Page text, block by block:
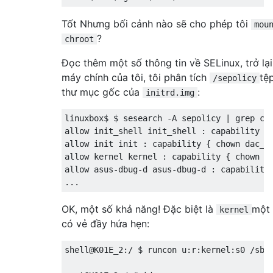
Tốt Nhưng bối cảnh nào sẽ cho phép tôi
chroot ?
Đọc thêm một số thông tin về SELinux, trở
máy chính của tôi, tôi phân tích
/sepolicy
thư mục gốc của
initrd.img :
linuxbox$ $ sesearch -A sepolicy | grep
allow init_shell init_shell : capability {
allow init init : capability { chown
allow kernel kernel : capability { chown
allow asus-dbug-d asus-dbug-d :
OK, một số khả năng! Đặc biệt là kernel một
có vẻ đầy hứa hẹn:
shell@K01E_2:/ $ runcon u:r:kernel:s0 /